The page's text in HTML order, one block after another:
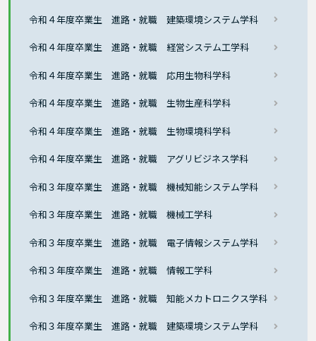
令和４年度卒業生 進路・就職 建築環境システム学科
令和４年度卒業生 進路・就職 経営システム工学科
令和４年度卒業生 進路・就職 応用生物科学科
令和４年度卒業生 進路・就職 生物生産科学科
令和４年度卒業生 進路・就職 生物環境科学科
令和４年度卒業生 進路・就職 アグリビジネス学科
令和３年度卒業生 進路・就職 機械知能システム学科
令和３年度卒業生 進路・就職 機械工学科
令和３年度卒業生 進路・就職 電子情報システム学科
令和３年度卒業生 進路・就職 情報工学科
令和３年度卒業生 進路・就職 知能メカトロニクス学科
令和３年度卒業生 進路・就職 建築環境システム学科